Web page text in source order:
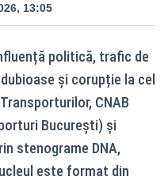
13:05
politică, trafic de
și corupție la cel
CNAB
București) și
stenograme DNA,
este format din